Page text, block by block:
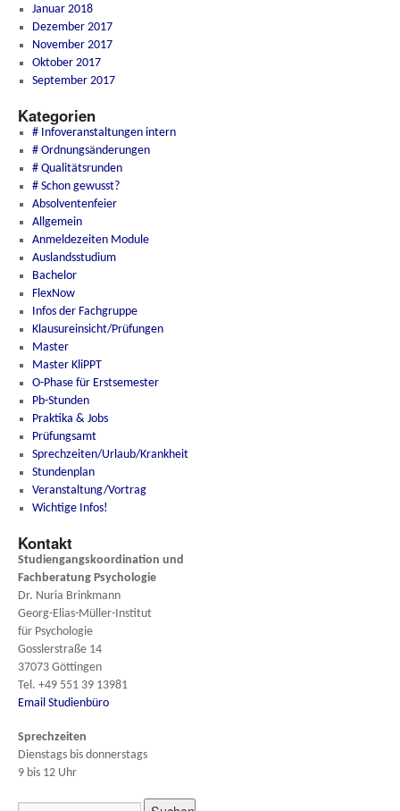
Januar 2018
Dezember 2017
November 2017
Oktober 2017
September 2017
Kategorien
# Infoveranstaltungen intern
# Ordnungsänderungen
# Qualitätsrunden
# Schon gewusst?
Absolventenfeier
Allgemein
Anmeldezeiten Module
Auslandsstudium
Bachelor
FlexNow
Infos der Fachgruppe
Klausureinsicht/Prüfungen
Master
Master KliPPT
O-Phase für Erstsemester
Pb-Stunden
Praktika & Jobs
Prüfungsamt
Sprechzeiten/Urlaub/Krankheit
Stundenplan
Veranstaltung/Vortrag
Wichtige Infos!
Kontakt
Studiengangskoordination und
Fachberatung Psychologie
Dr. Nuria Brinkmann
Georg-Elias-Müller-Institut
für Psychologie
Gosslerstraße 14
37073 Göttingen
Tel. +49 551 39 13981
Email Studienbüro
Sprechzeiten
Dienstags bis donnerstags
9 bis 12 Uhr